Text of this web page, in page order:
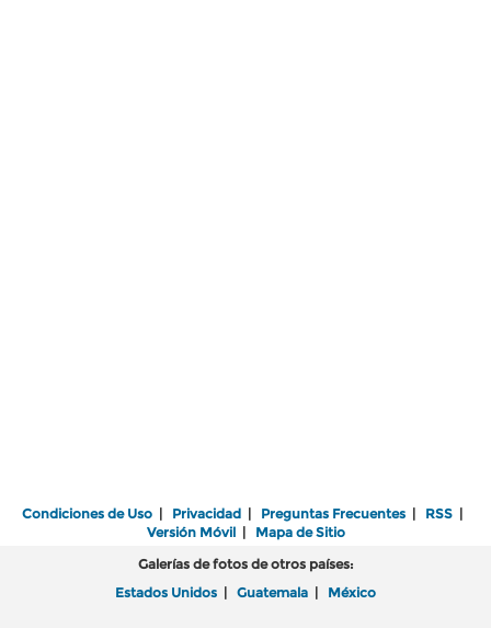
Condiciones de Uso | Privacidad | Preguntas Frecuentes | RSS |
Versión Móvil| Mapa de Sitio
Galerías de fotos de otros países:
Estados Unidos | Guatemala | México